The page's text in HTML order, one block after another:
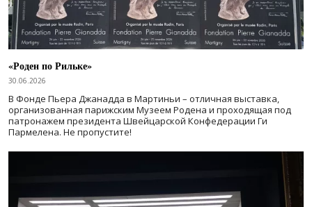
«Роден по Рильке»
30.06.2026
В Фонде Пьера Джанадда в Мартиньи – отличная выставка,
организованная парижским Музеем Родена и проходящая под
патронажем президента Швейцарской Конфедерации Ги
Пармелена. Не пропустите!